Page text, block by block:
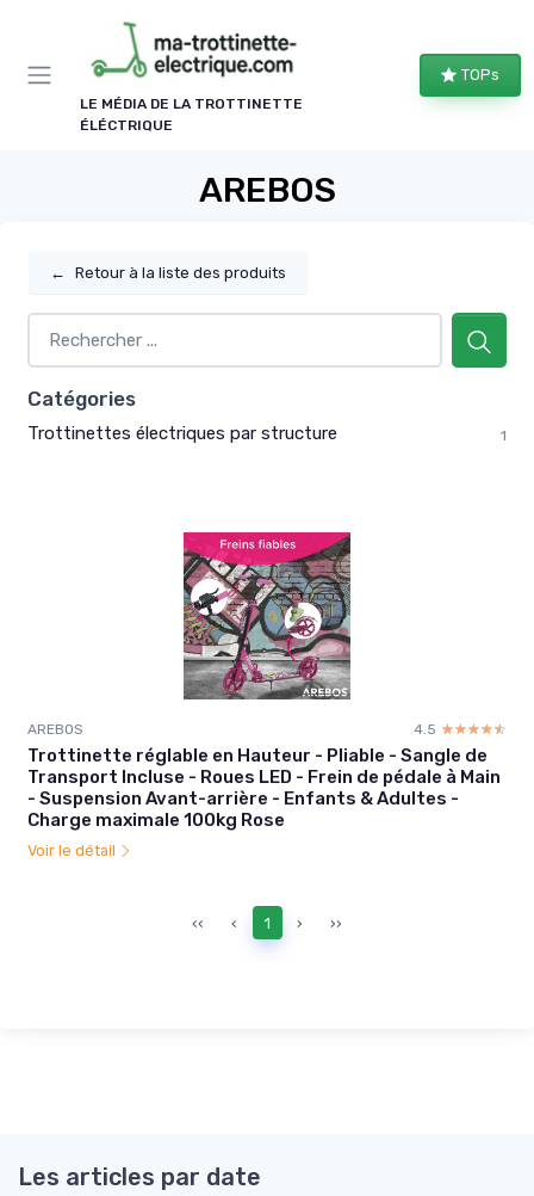
LE MÉDIA DE LA TROTTINETTE
ÉLÉCTRIQUE
TOPs
AREBOS
← Retour à la liste des produits
Catégories
Trottinettes électriques par structure 1
AREBOS 4.5 ☆☆☆☆☆
★★★★★
Trottinette réglable en Hauteur - Pliable - Sangle de
Transport Incluse - Roues LED - Frein de pédale à Main
- Suspension Avant-arrière - Enfants & Adultes -
Charge maximale 100kg Rose
Voir le détail
‹‹ ‹ 1 › ››
Les articles par date